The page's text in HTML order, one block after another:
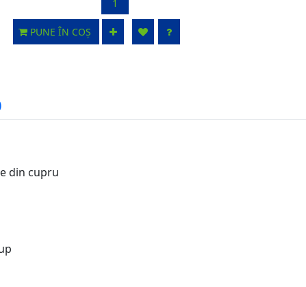
PUNE ÎN COȘ
din cupru